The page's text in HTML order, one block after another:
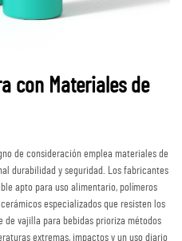
con Materiales de
de consideración emplea materiales de
durabilidad y seguridad. Los fabricantes
apto para uso alimentario, polímeros
especializados que resisten los
de vajilla para bebidas prioriza métodos
extremas, impactos y un uso diario